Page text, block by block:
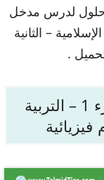
حلول لدرس مدخل
– الجزء 1 (التربية الإسلامية – الثانية
مدخل التزكية (العقيدة) – الجزء 1 – التربية
فيزيائية